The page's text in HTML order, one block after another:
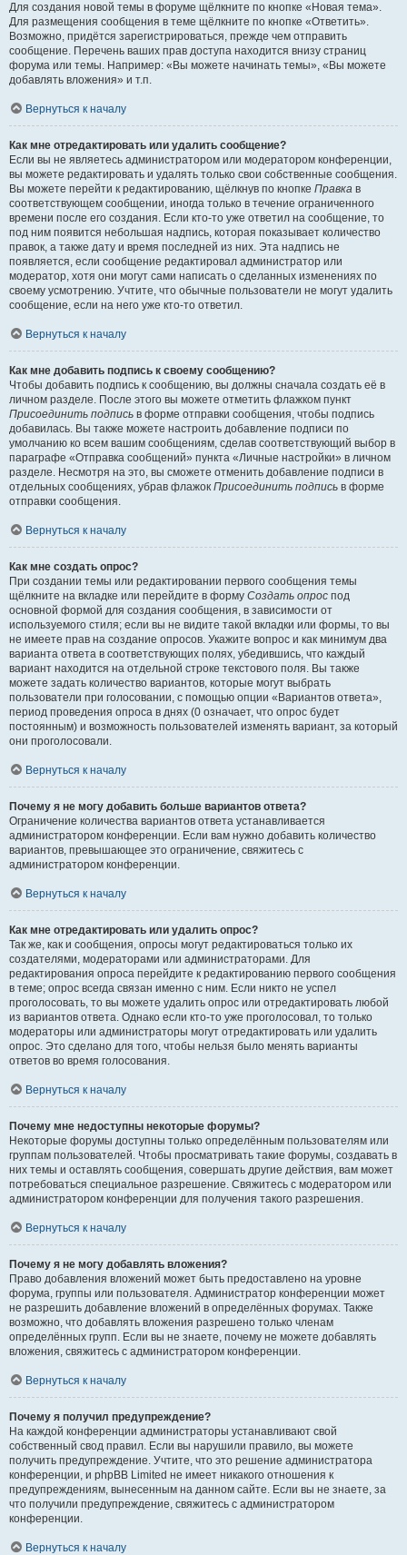
Для создания новой темы в форуме щёлкните по кнопке «Новая тема».
Для размещения сообщения в теме щёлкните по кнопке «Ответить».
Возможно, придётся зарегистрироваться, прежде чем отправить
сообщение. Перечень ваших прав доступа находится внизу страниц
форума или темы. Например: «Вы можете начинать темы», «Вы можете
добавлять вложения» и т.п.
Вернуться к началу
Как мне отредактировать или удалить сообщение?
Если вы не являетесь администратором или модератором конференции,
вы можете редактировать и удалять только свои собственные сообщения.
Вы можете перейти к редактированию, щёлкнув по кнопке Правка в
соответствующем сообщении, иногда только в течение ограниченного
времени после его создания. Если кто-то уже ответил на сообщение, то
под ним появится небольшая надпись, которая показывает количество
правок, а также дату и время последней из них. Эта надпись не
появляется, если сообщение редактировал администратор или
модератор, хотя они могут сами написать о сделанных изменениях по
своему усмотрению. Учтите, что обычные пользователи не могут удалить
сообщение, если на него уже кто-то ответил.
Вернуться к началу
Как мне добавить подпись к своему сообщению?
Чтобы добавить подпись к сообщению, вы должны сначала создать её в
личном разделе. После этого вы можете отметить флажком пункт
Присоединить подпись в форме отправки сообщения, чтобы подпись
добавилась. Вы также можете настроить добавление подписи по
умолчанию ко всем вашим сообщениям, сделав соответствующий выбор в
параграфе «Отправка сообщений» пункта «Личные настройки» в личном
разделе. Несмотря на это, вы сможете отменить добавление подписи в
отдельных сообщениях, убрав флажок Присоединить подпись в форме
отправки сообщения.
Вернуться к началу
Как мне создать опрос?
При создании темы или редактировании первого сообщения темы
щёлкните на вкладке или перейдите в форму Создать опрос под
основной формой для создания сообщения, в зависимости от
используемого стиля; если вы не видите такой вкладки или формы, то вы
не имеете прав на создание опросов. Укажите вопрос и как минимум два
варианта ответа в соответствующих полях, убедившись, что каждый
вариант находится на отдельной строке текстового поля. Вы также
можете задать количество вариантов, которые могут выбрать
пользователи при голосовании, с помощью опции «Вариантов ответа»,
период проведения опроса в днях (0 означает, что опрос будет
постоянным) и возможность пользователей изменять вариант, за который
они проголосовали.
Вернуться к началу
Почему я не могу добавить больше вариантов ответа?
Ограничение количества вариантов ответа устанавливается
администратором конференции. Если вам нужно добавить количество
вариантов, превышающее это ограничение, свяжитесь с
администратором конференции.
Вернуться к началу
Как мне отредактировать или удалить опрос?
Так же, как и сообщения, опросы могут редактироваться только их
создателями, модераторами или администраторами. Для
редактирования опроса перейдите к редактированию первого сообщения
в теме; опрос всегда связан именно с ним. Если никто не успел
проголосовать, то вы можете удалить опрос или отредактировать любой
из вариантов ответа. Однако если кто-то уже проголосовал, то только
модераторы или администраторы могут отредактировать или удалить
опрос. Это сделано для того, чтобы нельзя было менять варианты
ответов во время голосования.
Вернуться к началу
Почему мне недоступны некоторые форумы?
Некоторые форумы доступны только определённым пользователям или
группам пользователей. Чтобы просматривать такие форумы, создавать в
них темы и оставлять сообщения, совершать другие действия, вам может
потребоваться специальное разрешение. Свяжитесь с модератором или
администратором конференции для получения такого разрешения.
Вернуться к началу
Почему я не могу добавлять вложения?
Право добавления вложений может быть предоставлено на уровне
форума, группы или пользователя. Администратор конференции может
не разрешить добавление вложений в определённых форумах. Также
возможно, что добавлять вложения разрешено только членам
определённых групп. Если вы не знаете, почему не можете добавлять
вложения, свяжитесь с администратором конференции.
Вернуться к началу
Почему я получил предупреждение?
На каждой конференции администраторы устанавливают свой
собственный свод правил. Если вы нарушили правило, вы можете
получить предупреждение. Учтите, что это решение администратора
конференции, и phpBB Limited не имеет никакого отношения к
предупреждениям, вынесенным на данном сайте. Если вы не знаете, за
что получили предупреждение, свяжитесь с администратором
конференции.
Вернуться к началу